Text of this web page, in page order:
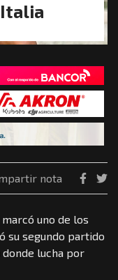
nota
uno de los
su segundo partido
lucha por